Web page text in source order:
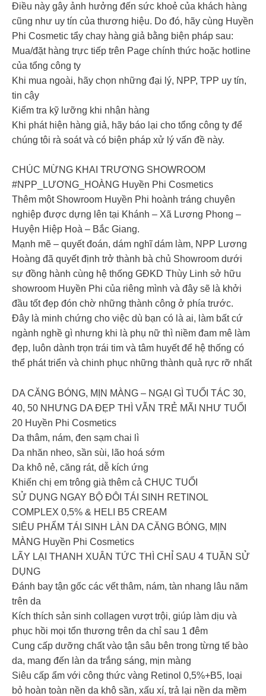
Điều này gây ảnh hưởng đến sức khoẻ của khách hàng
cũng như uy tín của thương hiệu. Do đó, hãy cùng Huyền
Phi Cosmetic tẩy chay hàng giả bằng biện pháp sau:
Mua/đặt hàng trực tiếp trên Page chính thức hoặc hotline
của tổng công ty
Khi mua ngoài, hãy chọn những đại lý, NPP, TPP uy tín,
tin cậy
Kiểm tra kỹ lưỡng khi nhận hàng
Khi phát hiện hàng giả, hãy báo lại cho tổng công ty để
chúng tôi rà soát và có biện pháp xử lý vấn đề này.
CHÚC MỪNG KHAI TRƯƠNG SHOWROOM
#NPP_LƯƠNG_HOÀNG Huyền Phi Cosmetics
Thêm một Showroom Huyền Phi hoành tráng chuyên
nghiệp được dựng lên tại Khánh – Xã Lương Phong –
Huyện Hiệp Hoà – Bắc Giang.
Mạnh mẽ – quyết đoán, dám nghĩ dám làm, NPP Lương
Hoàng đã quyết định trở thành bà chủ Showroom dưới
sự đồng hành cùng hệ thống GĐKD Thùy Linh sở hữu
showroom Huyền Phi của riêng mình và đây sẽ là khởi
đầu tốt đẹp đón chờ những thành công ở phía trước.
Đây là minh chứng cho việc dù bạn có là ai, làm bất cứ
ngành nghề gì nhưng khi là phụ nữ thì niềm đam mê làm
đẹp, luôn dành trọn trái tim và tâm huyết để hệ thống có
thể phát triển và chinh phục những thành quả rực rỡ nhất
DA CĂNG BÓNG, MỊN MÀNG – NGẠI GÌ TUỔI TÁC 30,
40, 50 NHƯNG DA ĐẸP THÌ VẪN TRẺ MÃI NHƯ TUỔI
20 Huyền Phi Cosmetics
Da thâm, nám, đen sạm chai lì
Da nhăn nheo, sần sùi, lão hoá sớm
Da khô nẻ, căng rát, dễ kích ứng
Khiến chị em trông già thêm cả CHỤC TUỔI
SỬ DỤNG NGAY BỘ ĐÔI TÁI SINH RETINOL
COMPLEX 0,5% & HELI B5 CREAM
SIÊU PHẨM TÁI SINH LÀN DA CĂNG BÓNG, MỊN
MÀNG Huyền Phi Cosmetics
LẤY LẠI THANH XUÂN TỨC THÌ CHỈ SAU 4 TUẦN SỬ
DỤNG
Đánh bay tận gốc các vết thâm, nám, tàn nhang lâu năm
trên da
Kích thích sản sinh collagen vượt trội, giúp làm dịu và
phục hồi mọi tổn thương trên da chỉ sau 1 đêm
Cung cấp dưỡng chất vào tận sâu bên trong từng tế bào
da, mang đến làn da trắng sáng, mịn màng
Siêu cấp ẩm với công thức vàng Retinol 0,5%+B5, loại
bỏ hoàn toàn nền da khô sần, xấu xí, trả lại nền da mềm